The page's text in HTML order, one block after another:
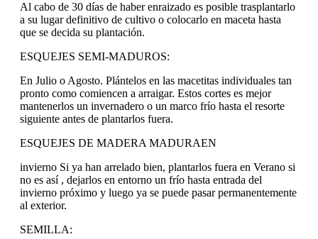
Al cabo de 30 días de haber enraizado es posible trasplantarlo
a su lugar definitivo de cultivo o colocarlo en maceta hasta
que se decida su plantación.
ESQUEJES SEMI-MADUROS:
En Julio o Agosto. Plántelos en las macetitas individuales tan
pronto como comiencen a arraigar. Estos cortes es mejor
mantenerlos un invernadero o un marco frío hasta el resorte
siguiente antes de plantarlos fuera.
ESQUEJES DE MADERA MADURAEN
invierno Si ya han arrelado bien, plantarlos fuera en Verano si
no es así , dejarlos en entorno un frío hasta entrada del
invierno próximo y luego ya se puede pasar permanentemente
al exterior.
SEMILLA: